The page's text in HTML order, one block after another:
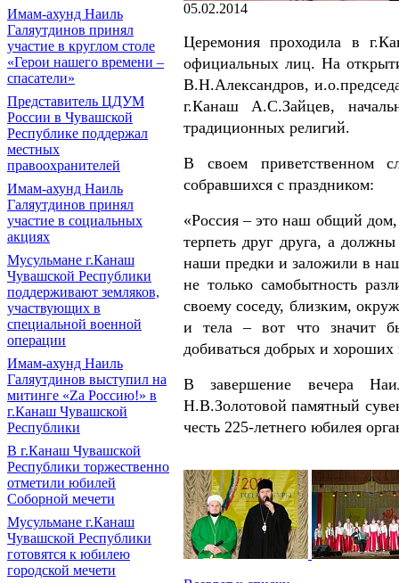
Имам-ахунд Наиль
Галяутдинов принял
участие в круглом столе
«Герои нашего времени –
спасатели»
Представитель ЦДУМ
России в Чувашской
Республике поддержал
местных
правоохранителей
Имам-ахунд Наиль
Галяутдинов принял
участие в социальных
акциях
Мусульмане г.Канаш
Чувашской Республики
поддерживают земляков,
участвующих в
специальной военной
операции
Имам-ахунд Наиль
Галяутдинов выступил на
митинге «Zа Россию!» в
г.Канаш Чувашской
Республики
В г.Канаш Чувашской
Республики торжественно
отметили юбилей
Соборной мечети
Мусульмане г.Канаш
Чувашской Республики
готовятся к юбилею
городской мечети
05.02.2014
Церемония проходила в
официальных лиц. На
В.Н.Александров,
г.Канаш А.С.Зайцев,
традиционных религий.
В своем приветственном
собравшихся с праздником:
«Россия – это наш общий
терпеть друг друга, а
наши предки и заложили в
не только самобытность
своему соседу, близким,
и тела ‒ вот что значит
добиваться добрых и хороших
В завершение вечера
Н.В.Золотовой памятный
честь 225-летнего юбилея